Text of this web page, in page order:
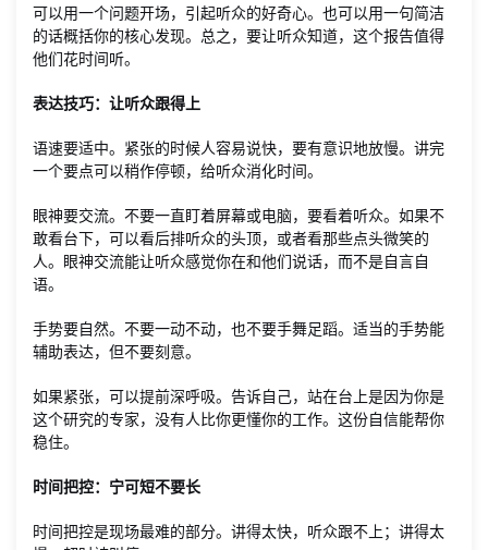
可以用一个问题开场，引起听众的好奇心。也可以用一句简洁
的话概括你的核心发现。总之，要让听众知道，这个报告值得
他们花时间听。
表达技巧：让听众跟得上
语速要适中。紧张的时候人容易说快，要有意识地放慢。讲完
一个要点可以稍作停顿，给听众消化时间。
眼神要交流。不要一直盯着屏幕或电脑，要看着听众。如果不
敢看台下，可以看后排听众的头顶，或者看那些点头微笑的
人。眼神交流能让听众感觉你在和他们说话，而不是自言自
语。
手势要自然。不要一动不动，也不要手舞足蹈。适当的手势能
辅助表达，但不要刻意。
如果紧张，可以提前深呼吸。告诉自己，站在台上是因为你是
这个研究的专家，没有人比你更懂你的工作。这份自信能帮你
稳住。
时间把控：宁可短不要长
时间把控是现场最难的部分。讲得太快，听众跟不上；讲得太